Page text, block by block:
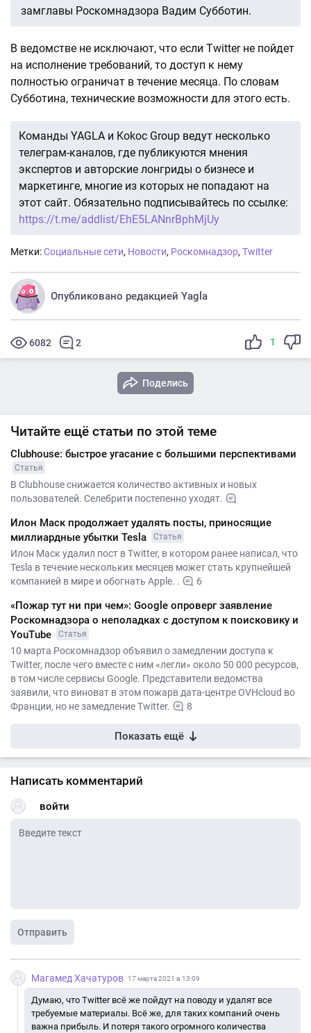
замглавы Роскомнадзора Вадим Субботин.
В ведомстве не исключают, что если Twitter не пойдет
на исполнение требований, то доступ к нему
полностью ограничат в течение месяца. По словам
Субботина, технические возможности для этого есть.
Команды YAGLA и Kokoc Group ведут несколько
телеграм-каналов, где публикуются мнения
экспертов и авторские лонгриды о бизнесе и
маркетинге, многие из которых не попадают на
этот сайт. Обязательно подписывайтесь по ссылке:
https://t.me/addlist/EhE5LANnrBphMjUy
Метки:Социальные сети, Новости, Роскомнадзор, Twitter
Опубликовано редакцией Yagla
6082 2 1
Поделись
Читайте ещё статьи по этой теме
Clubhouse: быстрое угасание с большими перспективами
Статья
В Clubhouse снижается количество активных и новых
пользователей. Селебрити постепенно уходят.
Илон Маск продолжает удалять посты, приносящие
миллиардные убытки Tesla
Статья
Илон Маск удалил пост в Twitter, в котором ранее написал, что
Tesla в течение нескольких месяцев может стать крупнейшей
компанией в мире и обогнать Apple. .
6
«Пожар тут ни при чем»: Google опроверг заявление
Роскомнадзора о неполадках с доступом к поисковику и
YouTube
Статья
10 марта Роскомнадзор объявил о замедлении доступа к
Twitter, после чего вместе с ним «легли» около 50 000 ресурсов,
в том числе сервисы Google. Представители ведомства
заявили, что виноват в этом пожарв дата-центре OVHcloud во
Франции, но не замедление Twitter.
8
Показать ещё
Написать комментарий
войти
Отправить
Магамед Хачатуров 17 марта 2021 в 13:09
Думаю, что Twitter всё же пойдут на поводу и удалят все
требуемые материалы. Всё же, для таких компаний очень
важна прибыль. И потеря такого огромного количества